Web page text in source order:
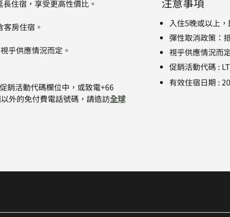
住宿，享受更高性價比。
房住宿。
乎供應情況而定。
銷活動代碼欄位中，或致電+66
外的免付費電話號碼，請造訪全球
入住5晚或以上
彈性取消政策：
視乎供應情況而
促銷活動代碼 :
有效住宿日期 :